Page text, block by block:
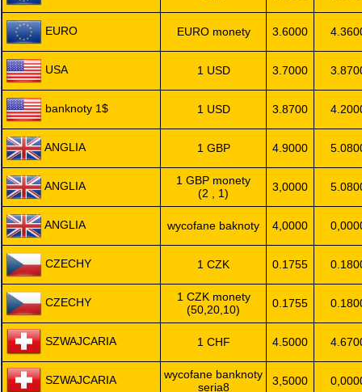
EURO EURO monety 3.6000
USA 1 USD 3.7000
banknoty 1$ 1 USD 3.8700
ANGLIA 1 GBP 4.9000
ANGLIA
1 GBP monety
(2 , 1)
3,0000
ANGLIA wycofane baknoty 4,0000
CZECHY 1 CZK 0.1755
CZECHY
1 CZK monety
(50,20,10)
0.1755
SZWAJCARIA 1 CHF 4.5000
SZWAJCARIA
wycofane banknoty
seria8
3,5000